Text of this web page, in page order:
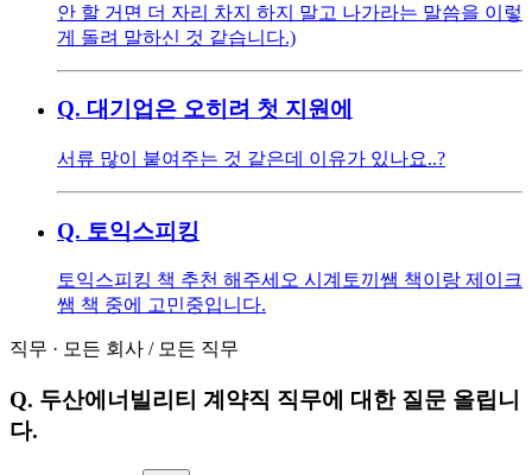
안 할 거면 더 자리 차지 하지 말고 나가라는 말씀을 이렇
게 돌려 말하신 것 같습니다.)
Q. 대기업은 오히려 첫 지원에
서류 많이 붙여주는 것 같은데 이유가 있나요..?
Q. 토익스피킹
토익스피킹 책 추천 해주세오 시계토끼쌤 책이랑 제이크
쌤 책 중에 고민중입니다.
직무 · 모든 회사 / 모든 직무
Q. 두산에너빌리티 계약직 직무에 대한 질문 올립니
다.